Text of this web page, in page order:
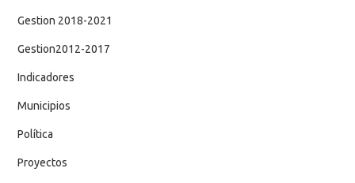
Gestion 2018-2021
Gestion2012-2017
Indicadores
Municipios
Política
Proyectos